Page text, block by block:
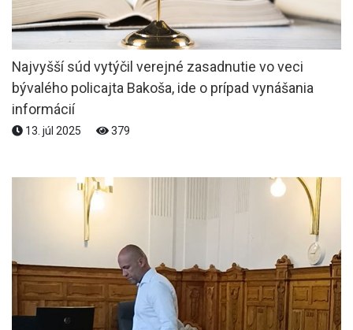
Najvyšší súd vytýčil verejné zasadnutie vo veci
bývalého policajta Bakoša, ide o prípad vynášania
informácií
13. júl 2025 379